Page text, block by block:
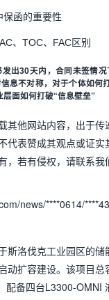
保函的重要性
、TOC、FAC区别
发出30天内，合同未签情
息不对称，对于个体如何
面如何打破“信息壁垒”
其他网站内容，出于传
代表赞成其观点或证实
，若有侵权，请联系我
news/****0614/
斯洛伐克工业园区的储
动扩容建设。该项目总
配备四台L3300-OMNI